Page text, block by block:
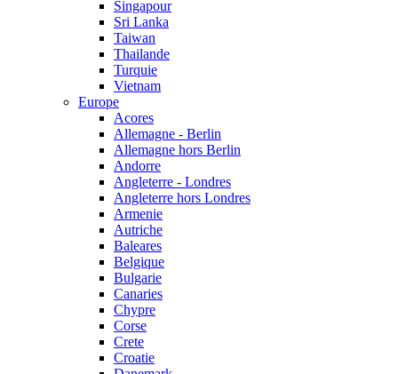
Singapour
Sri Lanka
Taiwan
Thailande
Turquie
Vietnam
Europe
Acores
Allemagne - Berlin
Allemagne hors Berlin
Andorre
Angleterre - Londres
Angleterre hors Londres
Armenie
Autriche
Baleares
Belgique
Bulgarie
Canaries
Chypre
Corse
Crete
Croatie